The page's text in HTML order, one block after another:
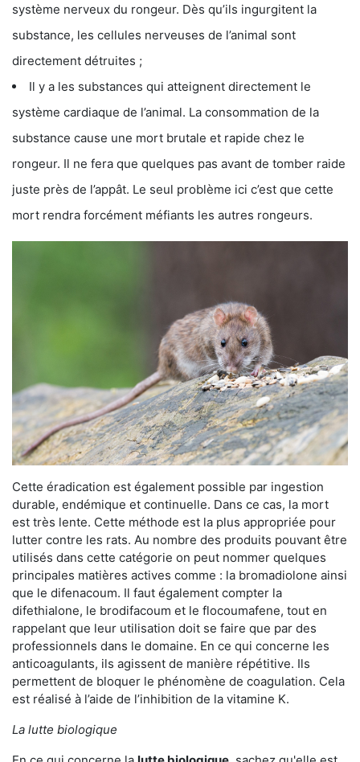
système nerveux du rongeur. Dès qu’ils ingurgitent la
substance, les cellules nerveuses de l’animal sont
directement détruites ;
Il y a les substances qui atteignent directement le
système cardiaque de l’animal. La consommation de la
substance cause une mort brutale et rapide chez le
rongeur. Il ne fera que quelques pas avant de tomber raide
juste près de l’appât. Le seul problème ici c’est que cette
mort rendra forcément méfiants les autres rongeurs.
Cette éradication est également possible par ingestion
durable, endémique et continuelle. Dans ce cas, la mort
est très lente. Cette méthode est la plus appropriée pour
lutter contre les rats. Au nombre des produits pouvant être
utilisés dans cette catégorie on peut nommer quelques
principales matières actives comme : la bromadiolone ainsi
que le difenacoum. Il faut également compter la
difethialone, le brodifacoum et le flocoumafene, tout en
rappelant que leur utilisation doit se faire que par des
professionnels dans le domaine. En ce qui concerne les
anticoagulants, ils agissent de manière répétitive. Ils
permettent de bloquer le phénomène de coagulation. Cela
est réalisé à l’aide de l’inhibition de la vitamine K.
La lutte biologique